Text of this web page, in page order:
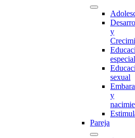
y
especial
sexual
y
Pareja